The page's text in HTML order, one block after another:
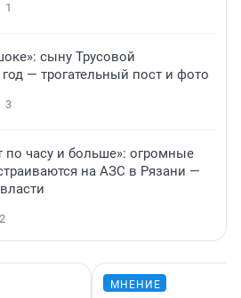
1
сыну Трусовой
— трогательный пост и фото
3
по часу и больше»: огромные
на АЗС в Рязани —
2
МНЕНИЕ